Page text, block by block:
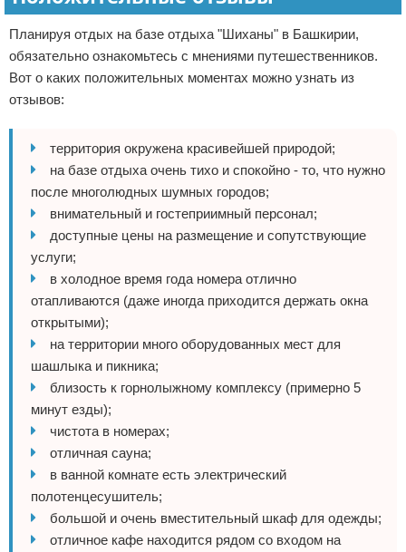
Планируя отдых на базе отдыха "Шиханы" в Башкирии,
обязательно ознакомьтесь с мнениями путешественников.
Вот о каких положительных моментах можно узнать из
отзывов:
территория окружена красивейшей природой;
на базе отдыха очень тихо и спокойно - то, что нужно
после многолюдных шумных городов;
внимательный и гостеприимный персонал;
доступные цены на размещение и сопутствующие
услуги;
в холодное время года номера отлично
отапливаются (даже иногда приходится держать окна
открытыми);
на территории много оборудованных мест для
шашлыка и пикника;
близость к горнолыжному комплексу (примерно 5
минут езды);
чистота в номерах;
отличная сауна;
в ванной комнате есть электрический
полотенцесушитель;
большой и очень вместительный шкаф для одежды;
отличное кафе находится рядом со входом на